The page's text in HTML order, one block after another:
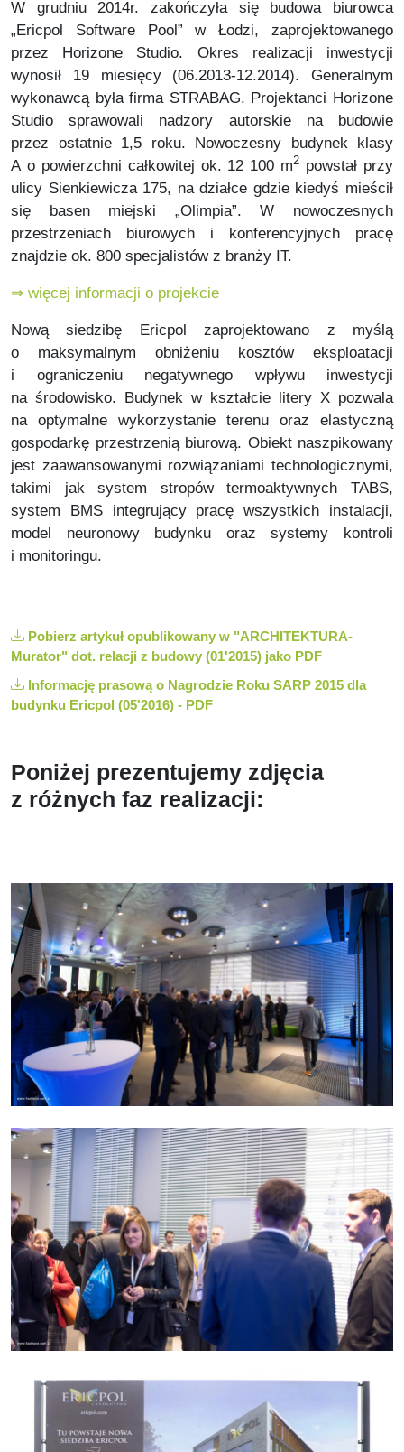
W grudniu 2014r. zakończyła się budowa biurowca
„Ericpol Software Pool” w Łodzi, zaprojektowanego
przez Horizone Studio. Okres realizacji inwestycji
wynosił 19 miesięcy (06.2013-12.2014). Generalnym
wykonawcą była firma STRABAG. Projektanci Horizone
Studio sprawowali nadzory autorskie na budowie
przez ostatnie 1,5 roku. Nowoczesny budynek klasy
A o powierzchni całkowitej ok. 12 100 m2 powstał przy
ulicy Sienkiewicza 175, na działce gdzie kiedyś mieścił
się basen miejski „Olimpia”. W nowoczesnych
przestrzeniach biurowych i konferencyjnych pracę
znajdzie ok. 800 specjalistów z branży IT.
⇒ więcej informacji o projekcie
Nową siedzibę Ericpol zaprojektowano z myślą
o maksymalnym obniżeniu kosztów eksploatacji
i ograniczeniu negatywnego wpływu inwestycji
na środowisko. Budynek w kształcie litery X pozwala
na optymalne wykorzystanie terenu oraz elastyczną
gospodarkę przestrzenią biurową. Obiekt naszpikowany
jest zaawansowanymi rozwiązaniami technologicznymi,
takimi jak system stropów termoaktywnych TABS,
system BMS integrujący pracę wszystkich instalacji,
model neuronowy budynku oraz systemy kontroli
i monitoringu.
Pobierz artykuł opublikowany w "ARCHITEKTURA-
Murator" dot. relacji z budowy (01'2015) jako PDF
Informację prasową o Nagrodzie Roku SARP 2015 dla
budynku Ericpol (05'2016) - PDF
Poniżej prezentujemy zdjęcia
z różnych faz realizacji: